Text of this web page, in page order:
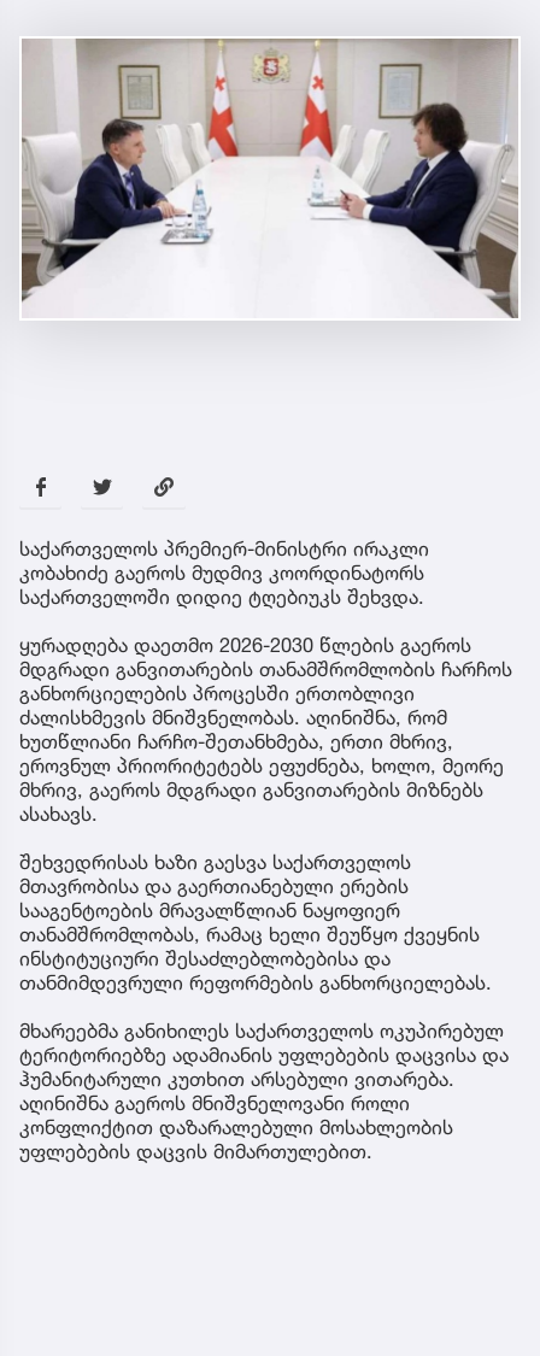
საქართველოს პრემიერ-მინისტრი ირაკლი
კობახიძე გაეროს მუდმივ კოორდინატორს
საქართველოში დიდიე ტღებიუკს შეხვდა.
ყურადღება დაეთმო 2026-2030 წლების გაეროს
მდგრადი განვითარების თანამშრომლობის ჩარჩოს
განხორციელების პროცესში ერთობლივი
ძალისხმევის მნიშვნელობას. აღინიშნა, რომ
ხუთწლიანი ჩარჩო-შეთანხმება, ერთი მხრივ,
ეროვნულ პრიორიტეტებს ეფუძნება, ხოლო, მეორე
მხრივ, გაეროს მდგრადი განვითარების მიზნებს
ასახავს.
შეხვედრისას ხაზი გაესვა საქართველოს
მთავრობისა და გაერთიანებული ერების
სააგენტოების მრავალწლიან ნაყოფიერ
თანამშრომლობას, რამაც ხელი შეუწყო ქვეყნის
ინსტიტუციური შესაძლებლობებისა და
თანმიმდევრული რეფორმების განხორციელებას.
მხარეებმა განიხილეს საქართველოს ოკუპირებულ
ტერიტორიებზე ადამიანის უფლებების დაცვისა და
ჰუმანიტარული კუთხით არსებული ვითარება.
აღინიშნა გაეროს მნიშვნელოვანი როლი
კონფლიქტით დაზარალებული მოსახლეობის
უფლებების დაცვის მიმართულებით.